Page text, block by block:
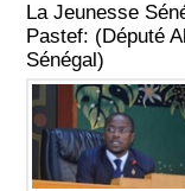
La Jeunesse
Pastef: (Député
Sénégal)